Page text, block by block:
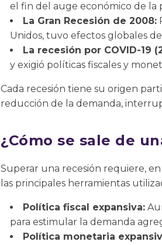
el fin del auge económico de la
La Gran Recesión de 2008:
Unidos, tuvo efectos globales
La recesión por COVID-19
y exigió políticas fiscales y
Cada recesión tiene su origen
reducción de la demanda,
¿Cómo se sale de
Superar una recesión requiere,
las principales herramientas
Política fiscal expansiva:
para estimular la demanda
Política monetaria